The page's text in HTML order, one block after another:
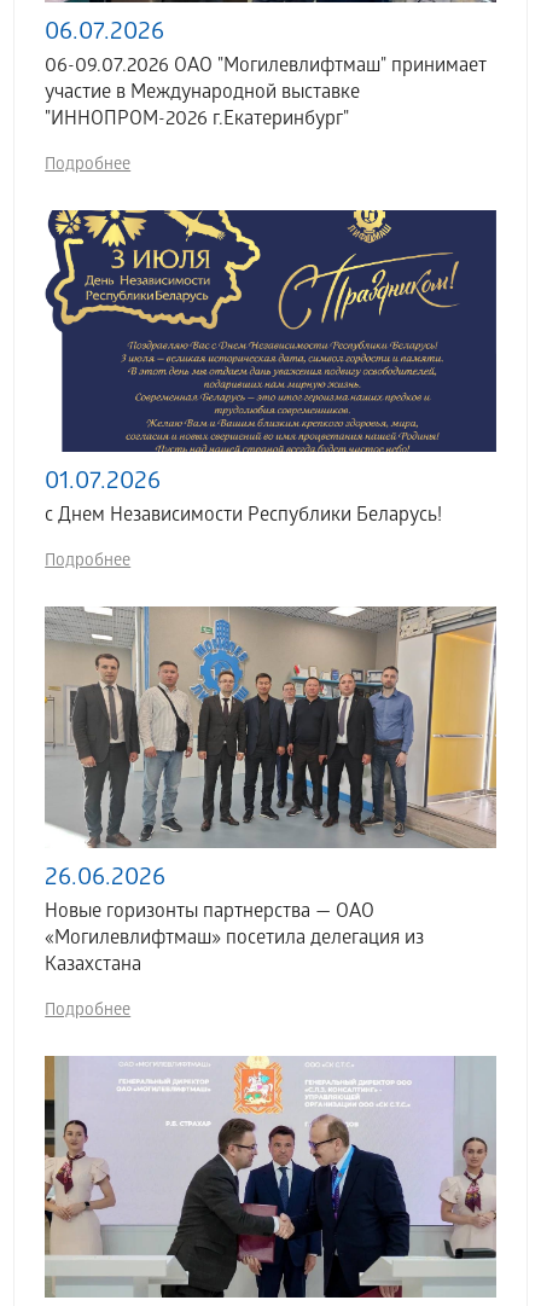
06.07.2026
06-09.07.2026 ОАО "Могилевлифтмаш" принимает
участие в Международной выставке
"ИННОПРОМ-2026 г.Екатеринбург"
Подробнее
01.07.2026
с Днем Независимости Республики Беларусь!
Подробнее
26.06.2026
Новые горизонты партнерства — ОАО
«Могилевлифтмаш» посетила делегация из
Казахстана
Подробнее